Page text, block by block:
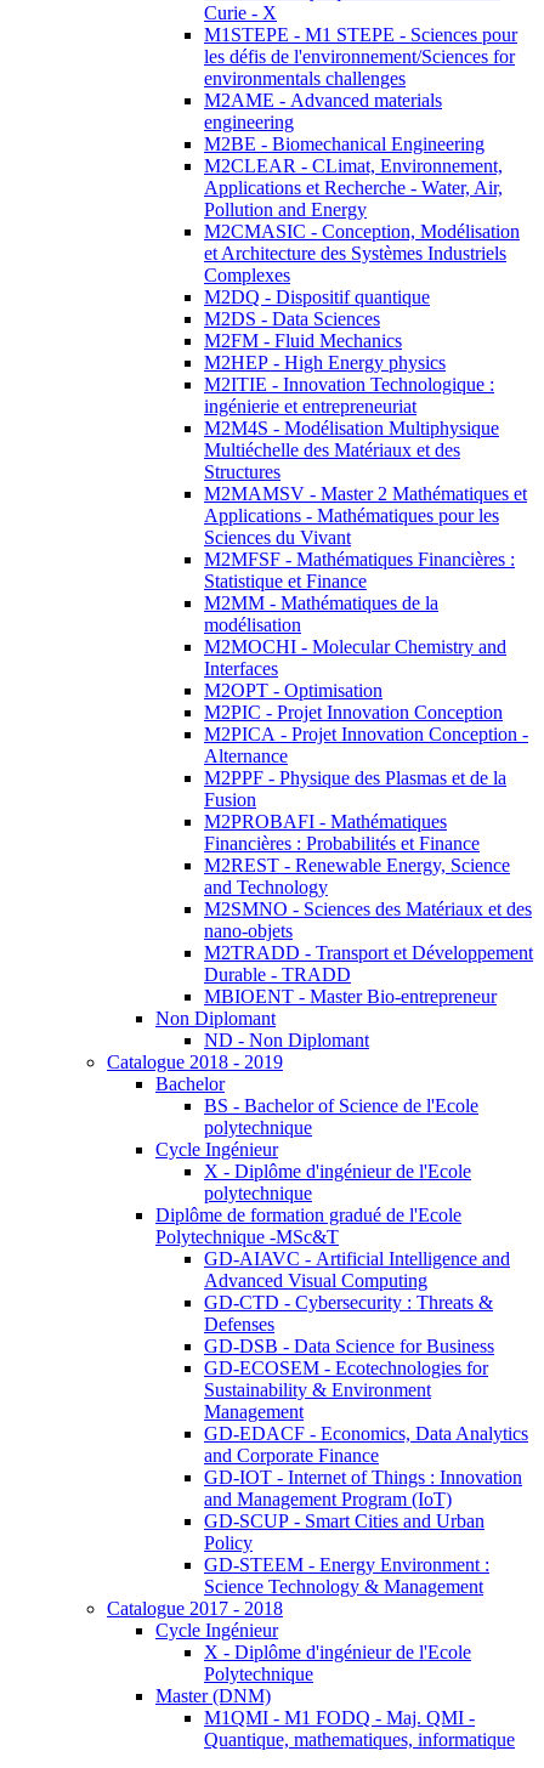
Curie - X
M1STEPE - M1 STEPE - Sciences pour
les défis de l'environnement/Sciences for
environmentals challenges
M2AME - Advanced materials
engineering
M2BE - Biomechanical Engineering
M2CLEAR - CLimat, Environnement,
Applications et Recherche - Water, Air,
Pollution and Energy
M2CMASIC - Conception, Modélisation
et Architecture des Systèmes Industriels
Complexes
M2DQ - Dispositif quantique
M2DS - Data Sciences
M2FM - Fluid Mechanics
M2HEP - High Energy physics
M2ITIE - Innovation Technologique :
ingénierie et entrepreneuriat
M2M4S - Modélisation Multiphysique
Multiéchelle des Matériaux et des
Structures
M2MAMSV - Master 2 Mathématiques et
Applications - Mathématiques pour les
Sciences du Vivant
M2MFSF - Mathématiques Financières :
Statistique et Finance
M2MM - Mathématiques de la
modélisation
M2MOCHI - Molecular Chemistry and
Interfaces
M2OPT - Optimisation
M2PIC - Projet Innovation Conception
M2PICA - Projet Innovation Conception -
Alternance
M2PPF - Physique des Plasmas et de la
Fusion
M2PROBAFI - Mathématiques
Financières : Probabilités et Finance
M2REST - Renewable Energy, Science
and Technology
M2SMNO - Sciences des Matériaux et des
nano-objets
M2TRADD - Transport et Développement
Durable - TRADD
MBIOENT - Master Bio-entrepreneur
Non Diplomant
ND - Non Diplomant
Catalogue 2018 - 2019
Bachelor
BS - Bachelor of Science de l'Ecole
polytechnique
Cycle Ingénieur
X - Diplôme d'ingénieur de l'Ecole
polytechnique
Diplôme de formation gradué de l'Ecole
Polytechnique -MSc&T
GD-AIAVC - Artificial Intelligence and
Advanced Visual Computing
GD-CTD - Cybersecurity : Threats &
Defenses
GD-DSB - Data Science for Business
GD-ECOSEM - Ecotechnologies for
Sustainability & Environment
Management
GD-EDACF - Economics, Data Analytics
and Corporate Finance
GD-IOT - Internet of Things : Innovation
and Management Program (IoT)
GD-SCUP - Smart Cities and Urban
Policy
GD-STEEM - Energy Environment :
Science Technology & Management
Catalogue 2017 - 2018
Cycle Ingénieur
X - Diplôme d'ingénieur de l'Ecole
Polytechnique
Master (DNM)
M1QMI - M1 FODQ - Maj. QMI -
Quantique, mathematiques, informatique